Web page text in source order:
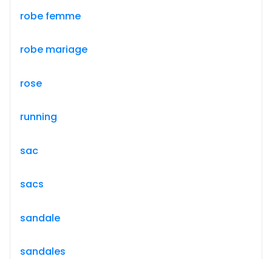
robe femme
robe mariage
rose
running
sac
sacs
sandale
sandales